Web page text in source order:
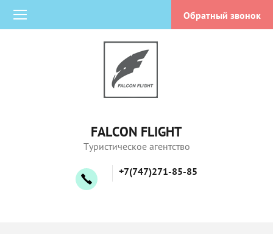
FALCON FLIGHT
Туристическое агентство
+7(747)271-85-85
Обратный звонок